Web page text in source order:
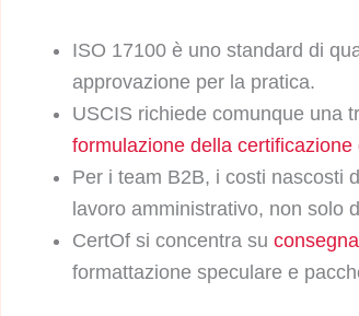
ISO 17100 è uno standard di
approvazione per la pratica.
USCIS richiede comunque una
formulazione della certificazione
Per i team B2B, i costi nascosti
lavoro amministrativo, non solo
CertOf si concentra su
formattazione speculare e